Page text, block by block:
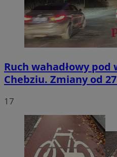
Ruch wahadłowy
Chebziu. Zmiany od
17